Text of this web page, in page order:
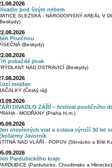
pod širým nebem
SLEZSKÁ - NÁRODOPISNÝ AREÁL V
Písečnou
(Beskydy)
pokaždé jinak
NAD OSTRAVICÍ (Beskydy)
mejdan
(Český ráj)
DIVADLO ZÁŘÍ – festival pouličního
- MODŘANY (Praha hl.m.)
otevřených vrat a oslava výročí 30 let
Javorník
NAD VLÁŘÍ - POPOV (Slovácko a Bílé
Pardubického kraje
(Pardubicko, Chrudimsko a Hlinecko)